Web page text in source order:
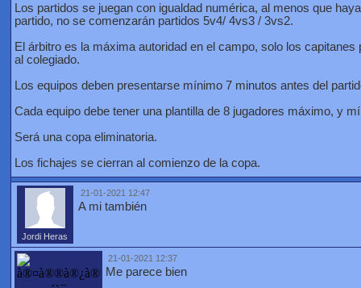
Los partidos se juegan con igualdad numérica, al menos que
partido, no se comenzarán partidos 5v4/ 4vs3 / 3vs2.
El árbitro es la máxima autoridad en el campo, solo los
al colegiado.
Los equipos deben presentarse mínimo 7 minutos antes del
Cada equipo debe tener una plantilla de 8 jugadores máximo, y
Será una copa eliminatoria.
Los fichajes se cierran al comienzo de la copa.
Jordi Heras
21-01-2021 12:47
A mi también
21-01-2021 12:37
Me parece bien